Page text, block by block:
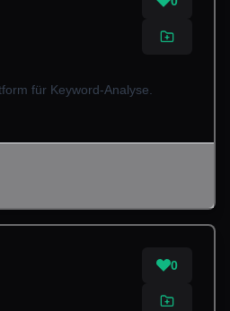
für Keyword-Analyse.
0